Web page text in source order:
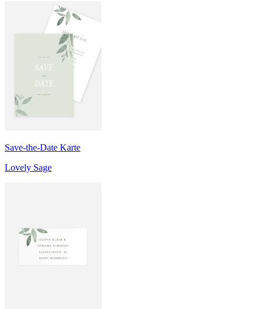
Save-the-Date Karte
Lovely Sage